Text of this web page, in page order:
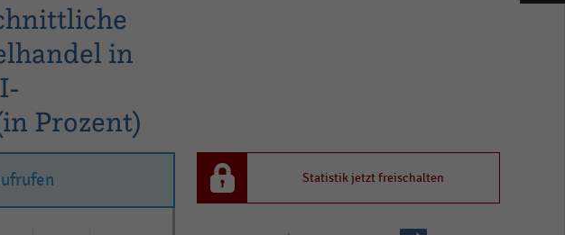
in
Prozent)
Statistik jetzt freischalten